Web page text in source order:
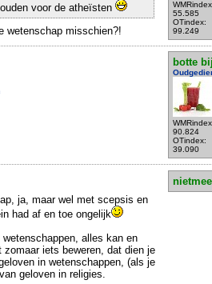
55.585
OTindex:
99.249
voor de atheïsten
wetenschap misschien?!
botte
90.824
OTindex:
39.090
ja, maar wel met scepsis en
had af en toe ongelijk
alles kan en
iets beweren, dat dien je
in wetenschappen, (als je
geloven in religies.